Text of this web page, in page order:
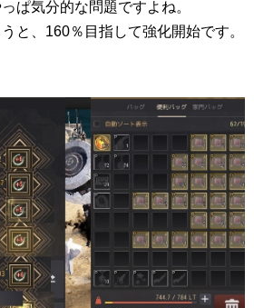
ぱ気分的な問題ですよね。
と、160％目指して強化開始です。